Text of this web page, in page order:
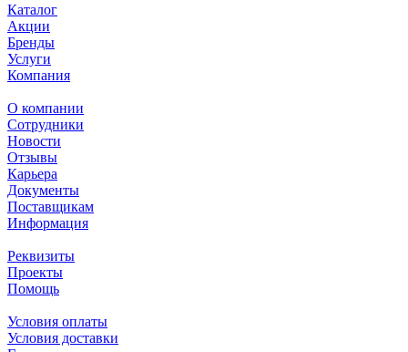
Каталог
Акции
Бренды
Услуги
Компания
О компании
Сотрудники
Новости
Отзывы
Карьера
Документы
Поставщикам
Информация
Реквизиты
Проекты
Помощь
Условия оплаты
Условия доставки